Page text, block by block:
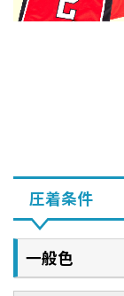
圧着条件
一般色